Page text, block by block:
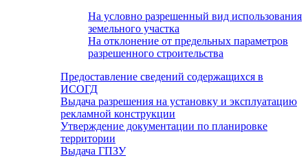
На условно разрешенный вид использования
земельного участка
На отклонение от предельных параметров
разрешенного строительства
Предоставление сведений содержащихся в
ИСОГД
Выдача разрешения на установку и эксплуатацию
рекламной конструкции
Утверждение документации по планировке
территории
Выдача ГПЗУ